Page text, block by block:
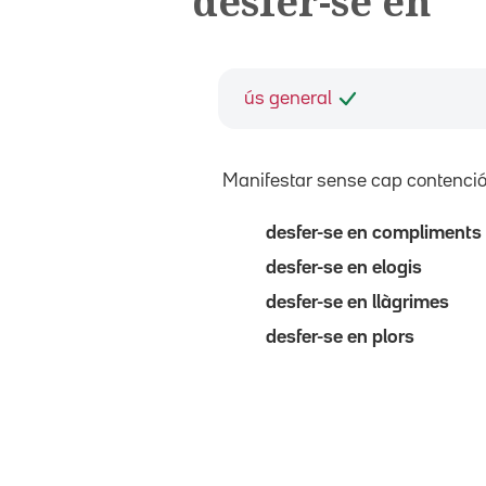
ús general
Manifestar sense cap
desfer-se en compliments
desfer-se en elogis
desfer-se en llàgrimes
desfer-se en plors